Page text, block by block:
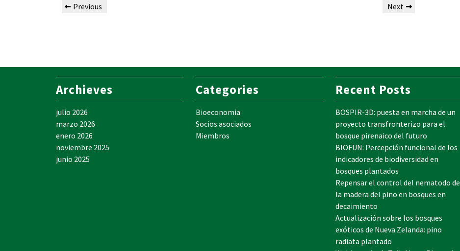
Previous Next
Archieves
julio 2026
marzo 2026
enero 2026
noviembre 2025
junio 2025
Categories
Bioeconomia
Socios asociados
Miembros
Recent Posts
BOSPIR-3D: puesta en marcha de un
proyecto transfronterizo para el
bosque pirenaico del futuro
BIOFUN: Percepción funcional de los
indicadores de biodiversidad en
bosques plantados
Repensar el control del nematodo de
la madera del pino en bosques en
decaimiento
Actualización sobre los bosques
exóticos de Nueva Zelanda: pino
radiata plantado